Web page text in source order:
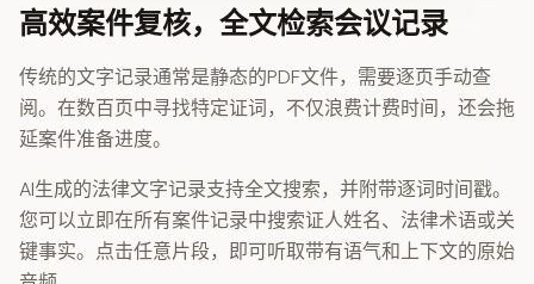
高效案件复核，全文检索会议记录
传统的文字记录通常是静态的PDF文件，需要逐页手动查
阅。在数百页中寻找特定证词，不仅浪费计费时间，还会拖
延案件准备进度。
AI生成的法律文字记录支持全文搜索，并附带逐词时间戳。
您可以立即在所有案件记录中搜索证人姓名、法律术语或关
键事实。点击任意片段，即可听取带有语气和上下文的原始